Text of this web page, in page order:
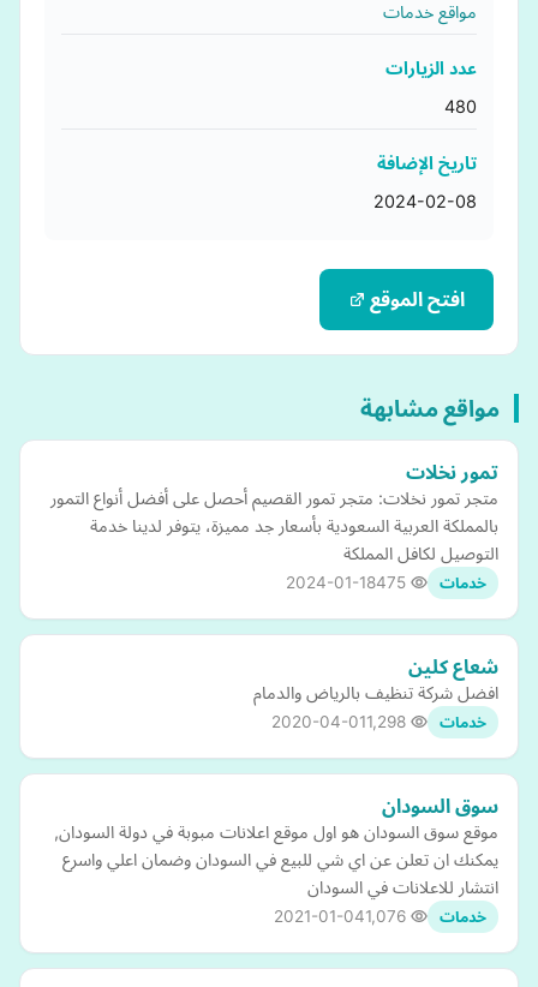
مواقع خدمات
عدد الزيارات
480
تاريخ الإضافة
2024-02-08
افتح الموقع
مواقع مشابهة
تمور نخلات
متجر تمور نخلات: متجر تمور القصيم أحصل على أفضل أنواع التمور
بالمملكة العربية السعودية بأسعار جد مميزة، يتوفر لدينا خدمة
التوصيل لكافل المملكة
خدمات 2024-01-18
شعاع كلين
افضل شركة تنظيف بالرياض والدمام
خدمات 2020-04-01
سوق السودان
موقع سوق السودان هو اول موقع اعلانات مبوبة في دولة السودان,
يمكنك ان تعلن عن اي شي للبيع في السودان وضمان اعلي واسرع
انتشار للاعلانات في السودان
خدمات 2021-01-04